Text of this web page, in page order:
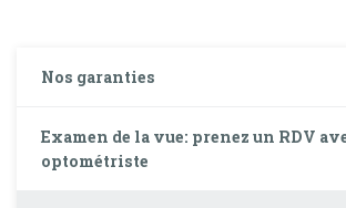
Nos garanties
Examen de la vue: prenez un RDV
optométriste